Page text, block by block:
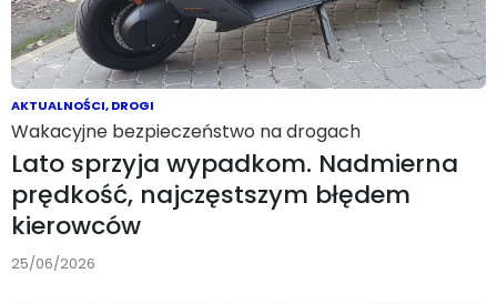
AKTUALNOŚCI,DROGI
Wakacyjne bezpieczeństwo na drogach
Lato sprzyja wypadkom. Nadmierna
prędkość, najczęstszym błędem
kierowców
25/06/2026